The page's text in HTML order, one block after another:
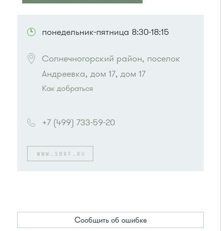
понедельник-пятница 8:30-18:15
Солнечногорский район, поселок
Андреевка, дом 17, дом 17
Как добраться
Автобусы № 17, 20.
Маршрутка № 417м, 479м
Автобусы № 319, 357, 374, 495, 497.
Маршрутка № 495, 497
+7 (499) 733-59-20
WWW.SBRF.RU
Сообщить об ошибке